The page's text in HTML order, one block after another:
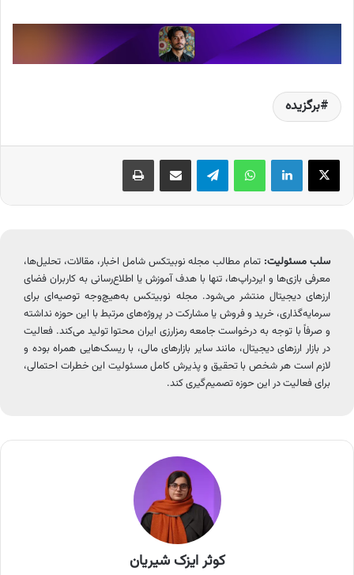
برگزیده
X لینکدین واتس آپ تلگرام اشتراک گذاری از طریق ایمیل چاپ
سلب مسئولیت: تمام مطالب مجله نوبیتکس شامل اخبار، مقالات، تحلیل‌ها،
معرفی بازی‌ها و ایردراپ‌ها، تنها با هدف آموزش یا اطلاع‌رسانی به کاربران فضای
ارزهای دیجیتال منتشر می‌شود. مجله نوبیتکس به‌هیچ‌وجه توصیه‌ای برای
سرمایه‌گذاری، خرید و فروش یا مشارکت در پروژه‌های مرتبط با این حوزه نداشته
و صرفاً با توجه به درخواست جامعه رمزارزی ایران محتوا تولید می‌کند. فعالیت
در بازار ارزهای دیجیتال، مانند سایر بازارهای مالی، با ریسک‌هایی همراه بوده و
لازم است هر شخص با تحقیق و پذیرش کامل مسئولیت این خطرات احتمالی،
برای فعالیت در این حوزه تصمیم‌گیری کند.
کوثر ایزک شیریان